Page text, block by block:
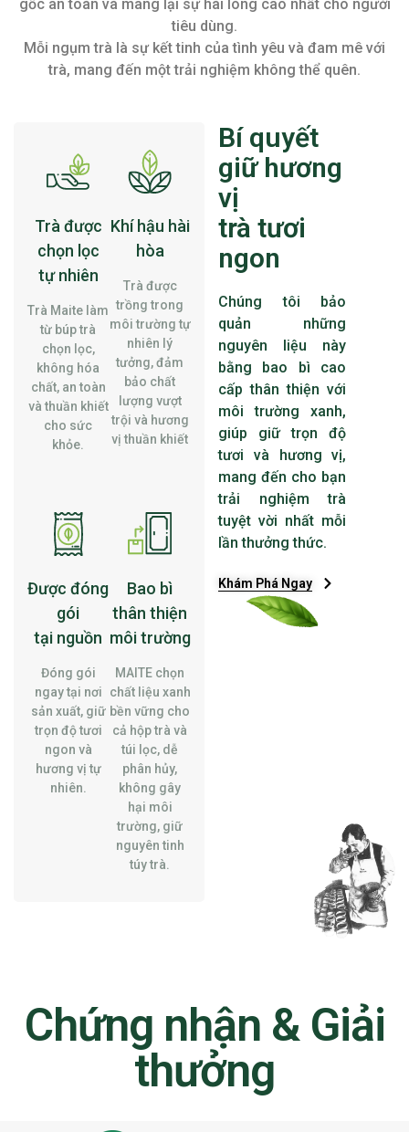
gốc an toàn và mang lại sự hài lòng cao nhất cho người
tiêu dùng.
Mỗi ngụm trà là sự kết tinh của tình yêu và đam mê với
trà, mang đến một trải nghiệm không thể quên.
Trà được
chọn lọc
tự nhiên
Trà Maite làm
từ búp trà
chọn lọc,
không hóa
chất, an toàn
và thuần khiết
cho sức
khỏe.
Khí hậu hài
hòa
Trà được
trồng trong
môi trường tự
nhiên lý
tưởng, đảm
bảo chất
lượng vượt
trội và hương
vị thuần khiết
Được đóng
gói
tại nguồn
Đóng gói
ngay tại nơi
sản xuất, giữ
trọn độ tươi
ngon và
hương vị tự
nhiên.
Bao bì
thân thiện
môi trường
MAITE chọn
chất liệu xanh
bền vững cho
cả hộp trà và
túi lọc, dễ
phân hủy,
không gây
hại môi
trường, giữ
nguyên tinh
túy trà.
Bí quyết
giữ hương
vị
trà tươi
ngon
Chúng tôi bảo
quản những
nguyên liệu này
bằng bao bì cao
cấp thân thiện với
môi trường xanh,
giúp giữ trọn độ
tươi và hương vị,
mang đến cho bạn
trải nghiệm trà
tuyệt vời nhất mỗi
lần thưởng thức.
Khám Phá Ngay
Chứng nhận & Giải
thưởng